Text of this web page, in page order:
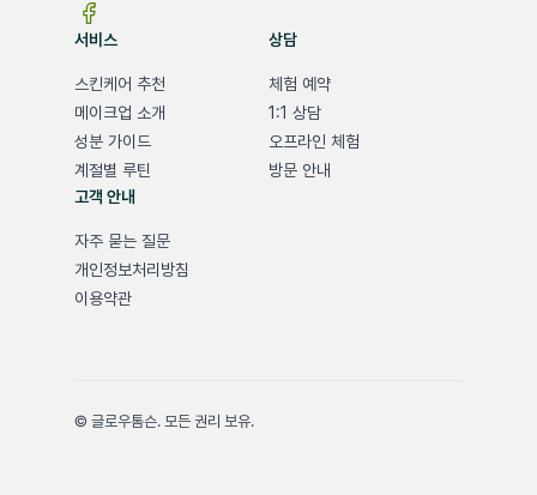
서비스
스킨케어 추천
메이크업 소개
성분 가이드
계절별 루틴
상담
체험 예약
1:1 상담
오프라인 체험
방문 안내
고객 안내
자주 묻는 질문
개인정보처리방침
이용약관
© 글로우톰슨. 모든 권리 보유.